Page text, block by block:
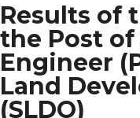
Results of
the Post
Engineer
Land
(SLDO)